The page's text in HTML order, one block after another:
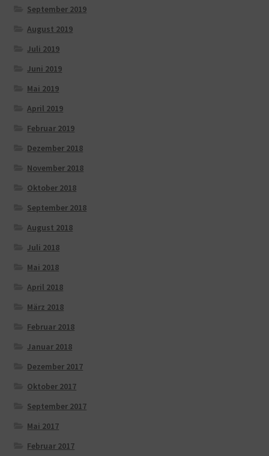
September 2019
August 2019
Juli 2019
Juni 2019
Mai 2019
April 2019
Februar 2019
Dezember 2018
November 2018
Oktober 2018
September 2018
August 2018
Juli 2018
Mai 2018
April 2018
März 2018
Februar 2018
Januar 2018
Dezember 2017
Oktober 2017
September 2017
Mai 2017
Februar 2017